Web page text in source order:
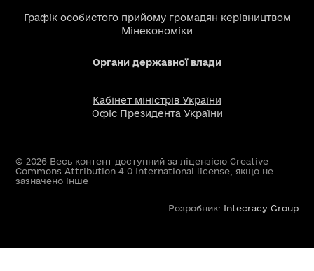
Графік особистого прийому громадян керівництвом
Мінекономіки
Органи державної влади
Кабінет міністрів України
Офіс Президента України
© 2026 Весь контент доступний за ліцензією Creative
Commons Attribution 4.0 International license, якщо не
зазначено інше
Розробник: Intecracy Group